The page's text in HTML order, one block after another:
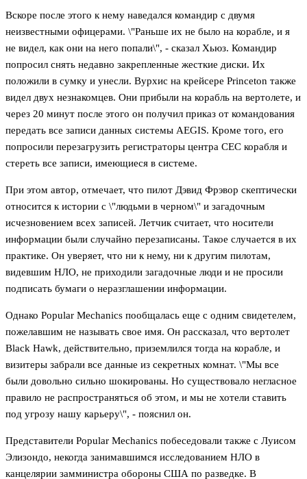
Вскоре после этого к нему наведался командир с двумя
неизвестными офицерами. \"Раньше их не было на корабле, и я
не видел, как они на него попали\", - сказал Хьюз. Командир
попросил снять недавно закрепленные жесткие диски. Их
положили в сумку и унесли. Вурхис на крейсере Princeton также
видел двух незнакомцев. Они прибыли на корабль на вертолете, и
через 20 минут после этого он получил приказ от командования
передать все записи данных системы AEGIS. Кроме того, его
попросили перезагрузить регистраторы центра CEC корабля и
стереть все записи, имеющиеся в системе.
При этом автор, отмечает, что пилот Дэвид Фрэвор скептически
относится к истории с \"людьми в черном\" и загадочным
исчезновением всех записей. Летчик считает, что носители
информации были случайно перезаписаны. Такое случается в их
практике. Он уверяет, что ни к нему, ни к другим пилотам,
видевшим НЛО, не приходили загадочные люди и не просили
подписать бумаги о неразглашении информации.
Однако Popular Mechanics пообщалась еще с одним свидетелем,
пожелавшим не называть свое имя. Он рассказал, что вертолет
Black Hawk, действительно, приземлился тогда на корабле, и
визитеры забрали все данные из секретных комнат. \"Мы все
были довольно сильно шокированы. Но существовало негласное
правило не распространяться об этом, и мы не хотели ставить
под угрозу нашу карьеру\", - пояснил он.
Представители Popular Mechanics побеседовали также с Луисом
Элизондо, некогда занимавшимся исследованием НЛО в
канцелярии замминистра обороны США по разведке. В